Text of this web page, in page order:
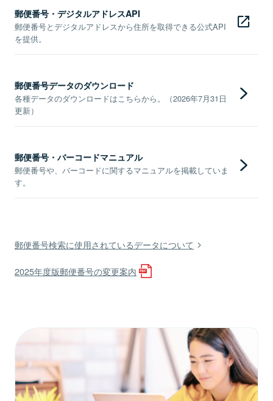
郵便番号・デジタルアドレスAPI
郵便番号とデジタルアドレスから住所を取得できる公式API
を提供。
郵便番号データのダウンロード
各種データのダウンロードはこちらから。（2026年7月31日
更新）
郵便番号・バーコードマニュアル
郵便番号や、バーコードに関するマニュアルを掲載していま
す。
郵便番号検索に使用されているデータについて
2025年度版郵便番号の変更案内